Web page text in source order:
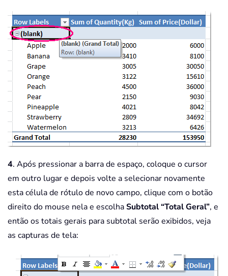
4. Após pressionar a barra de espaço, coloque o cursor
em outro lugar e depois volte a selecionar novamente
esta célula de rótulo de novo campo, clique com o botão
direito do mouse nela e escolhaSubtotal “Total Geral”, e
então os totais gerais para subtotal serão exibidos, veja
as capturas de tela: